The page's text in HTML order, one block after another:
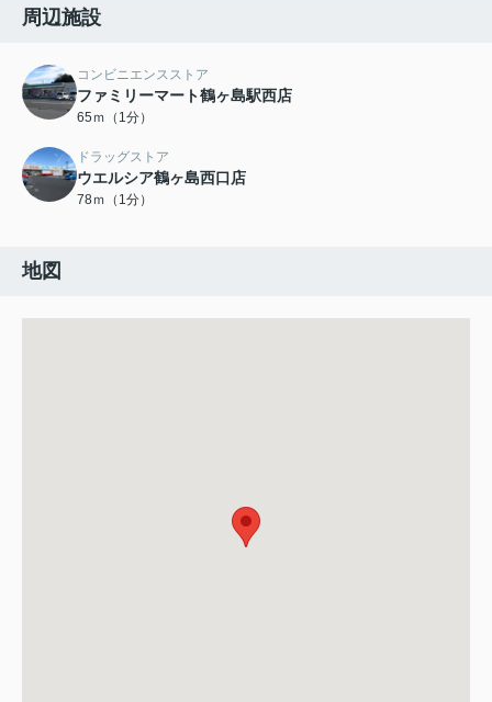
周辺施設
コンビニエンスストア
ファミリーマート鶴ヶ島駅西店
65ｍ（1分）
ドラッグストア
ウエルシア鶴ヶ島西口店
78ｍ（1分）
地図